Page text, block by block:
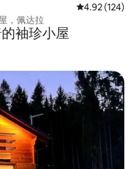
平均评分 4.92
4.92 (124)
，佩达拉
袖珍小屋